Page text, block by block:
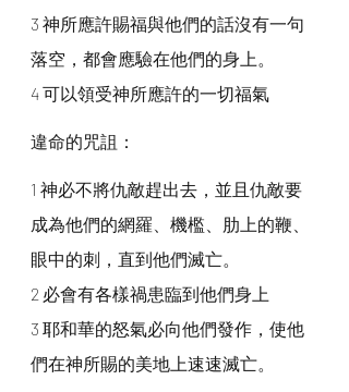
3 神所應許賜福與他們的話沒有一句
落空，都會應驗在他們的身上。
4 可以領受神所應許的一切福氣
違命的咒詛：
1 神必不將仇敵趕出去，並且仇敵要
成為他們的網羅、機檻、肋上的鞭、
眼中的刺，直到他們滅亡。
2 必會有各樣禍患臨到他們身上
3 耶和華的怒氣必向他們發作，使他
們在神所賜的美地上速速滅亡。